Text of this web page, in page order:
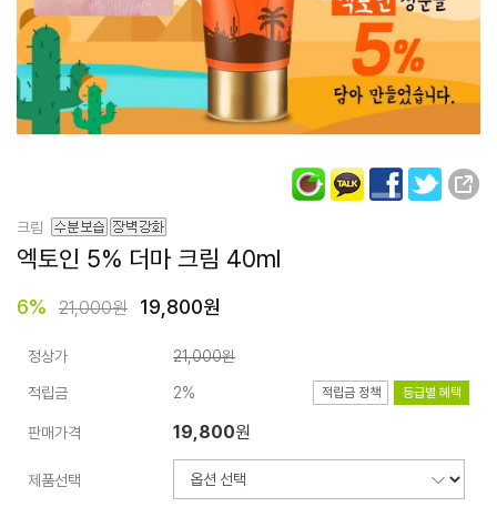
크림
엑토인 5% 더마 크림 40ml
6% 21,000원 19,800원
정상가 21,000원
적립금 2% 적립금 정책 등급별 혜택
판매가격 19,800원
제품선택